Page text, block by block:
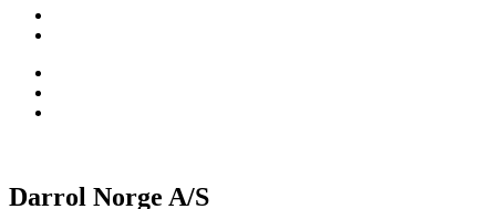
Darrol Norge A/S